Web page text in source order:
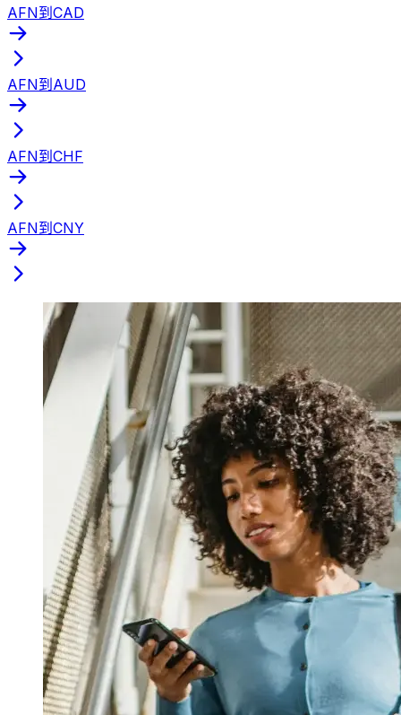
AFN到CAD
AFN到AUD
AFN到CHF
AFN到CNY